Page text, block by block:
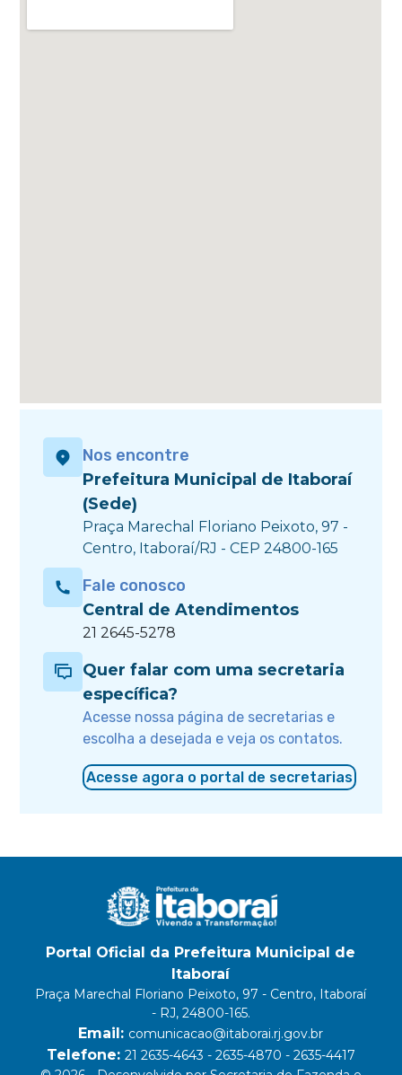
Nos encontre
Prefeitura Municipal de Itaboraí
(Sede)
Praça Marechal Floriano Peixoto, 97 -
Centro, Itaboraí/RJ - CEP 24800-165
Fale conosco
Central de Atendimentos
21 2645-5278
Quer falar com uma secretaria
específica?
Acesse nossa página de secretarias e
escolha a desejada e veja os contatos.
Acesse agora o portal de secretarias
Portal Oficial da Prefeitura Municipal de
Itaboraí
Praça Marechal Floriano Peixoto, 97 - Centro, Itaboraí
- RJ, 24800-165.
Email: comunicacao@itaborai.rj.gov.br
Telefone: 21 2635-4643 - 2635-4870 - 2635-4417